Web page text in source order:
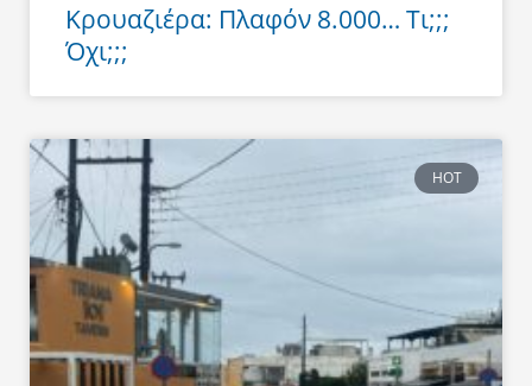
Κρουαζιέρα: Πλαφόν 8.000… Τι;;;
Όχι;;;
HOT